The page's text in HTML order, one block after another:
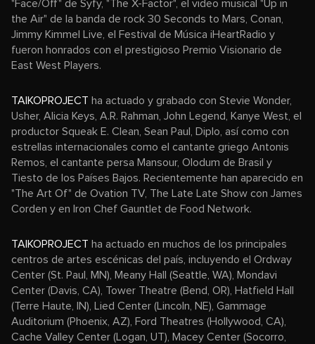
"Face/Off" de Syfy, "The X-Factor", el video musical "Up in
the Air" de la banda de rock 30 Seconds to Mars, Conan,
Jimmy Kimmel Live, el Festival de Música iHeartRadio y
fueron honrados con el prestigioso Premio Visionario de
East West Players.
TAIKOPROJECT ha actuado y grabado con Stevie Wonder,
Usher, Alicia Keys, A.R. Rahman, John Legend, Kanye West, el
productor Squeak E. Clean, Sean Paul, Diplo, así como con
estrellas internacionales como el cantante griego Antonis
Remos, el cantante persa Mansour, Olodum de Brasil y
Tiesto de los Países Bajos. Recientemente han aparecido en
"The Art Of" de Ovation TV, The Late Late Show con James
Corden y en Iron Chef Gauntlet de Food Network.
TAIKOPROJECT ha actuado en muchos de los principales
centros de artes escénicas del país, incluyendo el Ordway
Center (St. Paul, MN), Meany Hall (Seattle, WA), Mondavi
Center (Davis, CA), Tower Theatre (Bend, OR), Hatfield Hall
(Terre Haute, IN), Lied Center (Lincoln, NE), Gammage
Auditorium (Phoenix, AZ), Ford Theatres (Hollywood, CA),
Cache Valley Center (Logan, UT), Macey Center (Socorro,